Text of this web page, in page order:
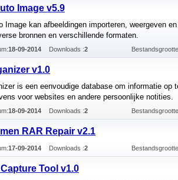
Image v5.9
Image kan afbeeldingen importeren, weergeven
bronnen en verschillende formaten.
18-09-2014 Downloads :2
v1.0
is een eenvoudige database om informatie op
voor websites en andere persoonlijke notities.
18-09-2014 Downloads :2
RAR Repair v2.1
17-09-2014 Downloads :2
Tool v1.0